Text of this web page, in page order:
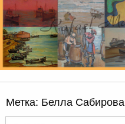
Метка: Белла Сабирова